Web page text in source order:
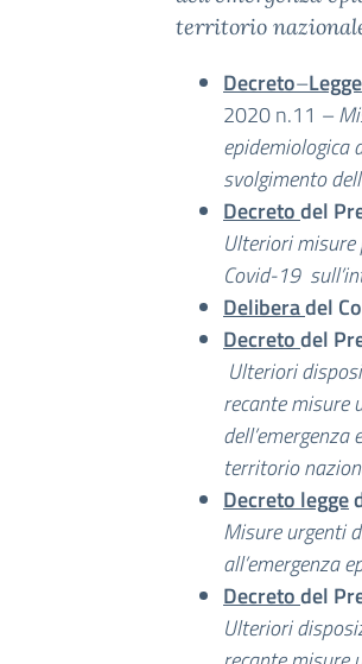
territorio
Decreto–Legge
2020 n.11 –
epidemiologica
svolgimento
Decretodel
Ulteriori
Covid-19
Deliberadel
Decretodel
Ulteriori
recante misure
territorio
Decreto legge
Misure urgenti
all’emergenza
Decretodel
Ulteriori